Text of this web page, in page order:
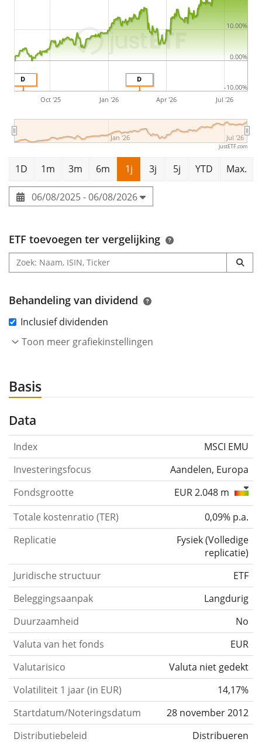
D
D
Oct '25 Jan '26 Apr '26 Jul '26
Jan '26 Jul '26
-10.00%
0.00%
10.00%
justETF.com
1D 1m 3m 6m 1j 3j 5j YTD Max.
06/08/2025 - 06/08/2026
ETF toevoegen ter vergelijking
Behandeling van dividend
Inclusief dividenden
Toon meer grafiekinstellingen
Basis
Data
Index
MSCI EMU
Investeringsfocus
Aandelen, Europa
Fondsgrootte
EUR 2.048 m
Totale kostenratio (TER)
0,09% p.a.
Replicatie
Fysiek(Volledige
replicatie)
Juridische structuur
ETF
Beleggingsaanpak
Langdurig
Duurzaamheid
No
Valuta van het fonds
EUR
Valutarisico
Valuta niet gedekt
Volatiliteit 1 jaar (in EUR)
14,17%
Startdatum/Noteringsdatum
28 november 2012
Distributiebeleid
Distribueren